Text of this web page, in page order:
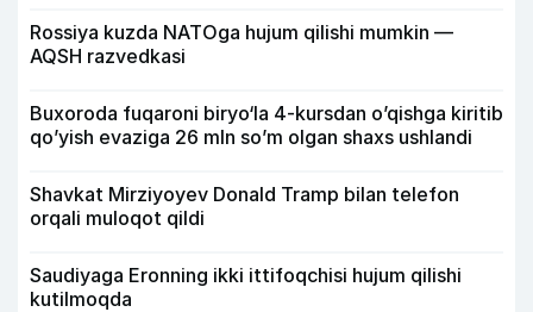
Rossiya kuzda NATOga hujum qilishi mumkin —
AQSH razvedkasi
Buxoroda fuqaroni biryo‘la 4-kursdan o’qishga kiritib
qo’yish evaziga 26 mln so’m olgan shaxs ushlandi
Shavkat Mirziyoyev Donald Tramp bilan telefon
orqali muloqot qildi
Saudiyaga Eronning ikki ittifoqchisi hujum qilishi
kutilmoqda